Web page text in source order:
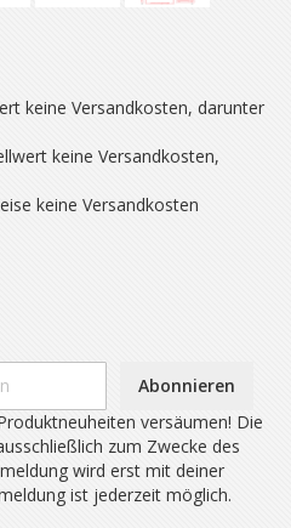
keine Versandkosten, darunter
keine Versandkosten,
keine Versandkosten
Abonnieren
versäumen! Die
zum Zwecke des
wird erst mit deiner
ist jederzeit möglich.